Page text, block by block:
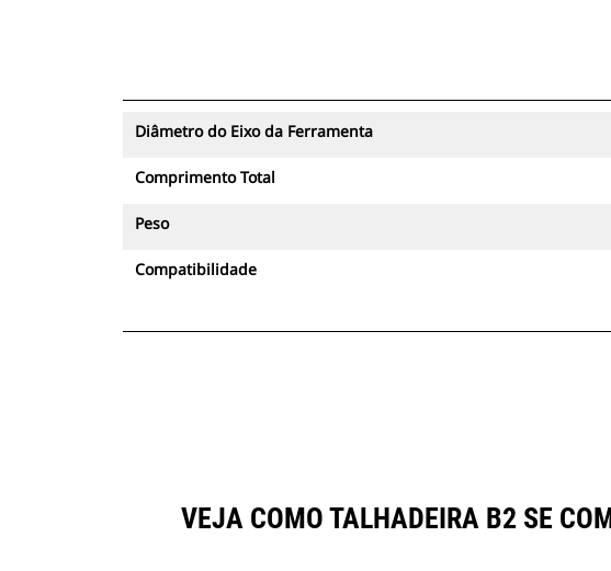
Diâmetro do Eixo da Ferramenta
Comprimento Total
Peso
Compatibilidade
VEJA COMO TALHADEIRA B2 SE